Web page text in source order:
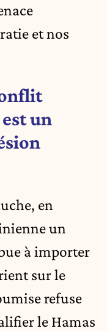
et nos
un
en
un
à importer
sur le
refuse
le Hamas